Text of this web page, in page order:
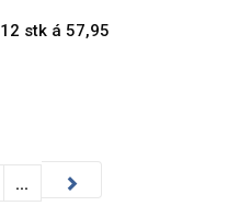
12 stk á 57,95
...